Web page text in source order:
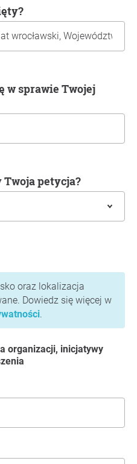
Twoja petycja?
oraz lokalizacja
Dowiedz się więcej w
.